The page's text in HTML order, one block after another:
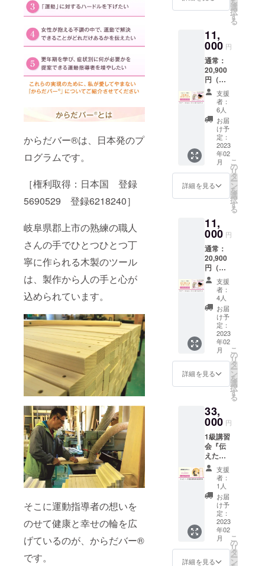
からだバー®は、日本発のプ
ログラムです。
［権利取得：日本国 登録
5690529 登録6218240］
岐阜県郡上市の熟練の職人
さんの手でひとつひとつ丁
寧に作られる木製のツール
は、製作から人の手と心が
込められています。
そこに運動指導者の想いを
のせて健康と幸せの輪を広
げているのが、からだバー®
です。
てい
と。 運
動する
前にま
ずして
ほしい
こと、
それは
【ほぐ
す】こ
とで
す。 不
快感・
不安感
などで
ガチガ
なった
体をほ
けで、
体に良
い循環
が生ま
れ、心
までも
軽やか
になり
ます。
★何を
したら
いいの
かわか
らない
★何を
しても
苦痛が
伴う ★
運動が
んな方
のため
に、
『心地
よい』
『気持
ちい
い』
『頑張
らなく
てい
い』セ
ルフケ
アをお
伝えし
ます。
DVD②
備下さ
い ※開
催まで
にはお
届けい
たしま
す。 女
性ホル
モンの
変調に
よって
女性の
体にど
んな変
化が起
か。更
年期世
い症状
と対策
をお伝
えしま
す。 ★
こんな
方にオ
ススメ
★ 自分
の体や
大切な
人の体
に何が
起こっ
ている
からな
くて不
いる方
不調が
続く理
由がわ
からな
くて悩
んでい
る方 不
調緩和
のため
のポイ
ントが
知りた
い方 10
年後、
了後3日
たって
もメー
ルが確
認でき
なかっ
た場
合、迷
惑メー
ルフォ
ルダを
ご確認
くださ
い。 ●
必要な
ツー
ル：か
備下さ
い ※開
催まで
にはお
届けい
たしま
す。 女
性ホル
モンの
変調に
よって
女性の
体にど
んな変
化が起
か。更
年期世
い症状
と対策
をお伝
えしま
す。 ★
こんな
方にオ
ススメ
★ 自分
の体や
大切な
人の体
に何が
起こっ
ている
時：2月
23日
AM10時
～12時
●参加方
法：
Zoom（
カメラ
ONに
て）※
アーカ
イブは
ありま
せん
Zoomの
URL
は、終
了後
メール
にてお
了後3日
たって
もメー
ルが確
認でき
なかっ
た場
合、迷
惑メー
ルフォ
ルダを
ご確認
くださ
い。 ●
必要な
ツー
ル：か
備下さ
い ※開
催まで
にはお
届けい
たしま
す。 女
性ホル
モンの
変調に
よって
女性の
体にど
んな変
化が起
か。更
選
択
す
る
11,
000 円
通常：
20,900
円（セ
ミナー
4,400円
＋から
だバー
Ⓡ6,600
円＋
DVD①
②8,800
円+送料
1,100）
●開催日
時：3月
4日 20
時 ●参
加方
法：
Zoom（
カメラ
ONに
て）※
アーカ
イブは
ありま
せん
Zoomの
URL
は、終
了後
メール
にてお
了後3日
たって
もメー
ルが確
認でき
なかっ
た場
合、迷
惑メー
ルフォ
ルダを
ご確認
くださ
い。 ●
必要な
ツー
ル：か
支援
者：
6人
お届
け予
定：
2023
年02
月
詳細を見る
こ
の
リ
タ
ー
ン
を
選
択
す
る
11,
000 円
通常：
20,900
円（セ
ミナー
4,400円
＋から
だバー
Ⓡ6,600
円＋
DVD①
②8,800
円+送料
1,100）
●開催日
時：3月
21日
AM10時
～12時
●参加方
法：
Zoom（
カメラ
ONに
て）※
アーカ
イブは
ありま
せん
Zoomの
URL
は、終
了後
メール
にてお
支援
者：
4人
お届
け予
定：
2023
年02
月
詳細を見る
こ
の
リ
タ
ー
ン
を
選
択
す
る
33,
000 円
1級講習
会『伝
えたい
からだ
バー』
（オン
ライン
講座）
対象
者：運
動指導
されて
いる方
開催日
支援
者：
1人
お届
け予
定：
2023
年02
月
詳細を見る
こ
の
リ
タ
ー
ン